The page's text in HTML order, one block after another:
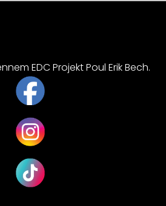
EDC Projekt Poul Erik Bech.